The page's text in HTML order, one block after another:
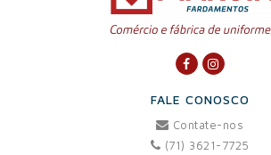
FALE CONOSCO
Contate-nos
(71) 3621-7725